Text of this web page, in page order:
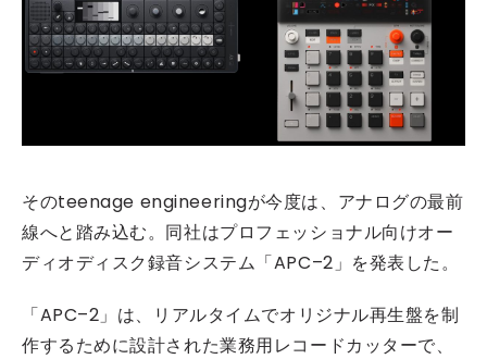
そのteenage engineeringが今度は、アナログの最前
線へと踏み込む。同社はプロフェッショナル向けオー
ディオディスク録音システム「APC–2」を発表した。
「APC–2」は、リアルタイムでオリジナル再生盤を制
作するために設計された業務用レコードカッターで、